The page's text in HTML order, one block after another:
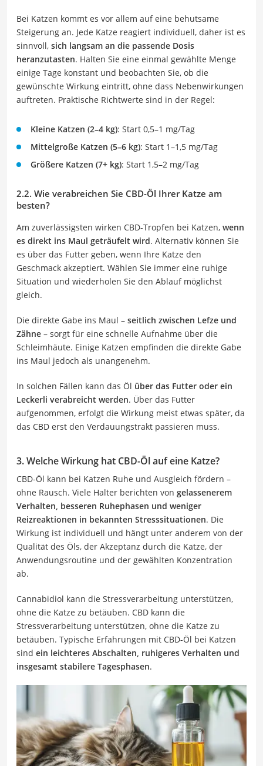
Bei Katzen kommt es vor allem auf eine behutsame
Steigerung an. Jede Katze reagiert individuell, daher ist es
sinnvoll, sich langsam an die passende Dosis
heranzutasten. Halten Sie eine einmal gewählte Menge
einige Tage konstant und beobachten Sie, ob die
gewünschte Wirkung eintritt, ohne dass Nebenwirkungen
auftreten. Praktische Richtwerte sind in der Regel:
Kleine Katzen (2–4 kg): Start 0,5–1 mg/Tag
Mittelgroße Katzen (5–6 kg): Start 1–1,5 mg/Tag
Größere Katzen (7+ kg): Start 1,5–2 mg/Tag
2.2. Wie verabreichen Sie CBD-Öl Ihrer Katze am
besten?
Am zuverlässigsten wirken CBD-Tropfen bei Katzen, wenn
es direkt ins Maul geträufelt wird. Alternativ können Sie
es über das Futter geben, wenn Ihre Katze den
Geschmack akzeptiert. Wählen Sie immer eine ruhige
Situation und wiederholen Sie den Ablauf möglichst
gleich.
Die direkte Gabe ins Maul – seitlich zwischen Lefze und
Zähne – sorgt für eine schnelle Aufnahme über die
Schleimhäute. Einige Katzen empfinden die direkte Gabe
ins Maul jedoch als unangenehm.
In solchen Fällen kann das Öl über das Futter oder ein
Leckerli verabreicht werden. Über das Futter
aufgenommen, erfolgt die Wirkung meist etwas später, da
das CBD erst den Verdauungstrakt passieren muss.
3. Welche Wirkung hat CBD-Öl auf eine Katze?
CBD-Öl kann bei Katzen Ruhe und Ausgleich fördern –
ohne Rausch. Viele Halter berichten von gelassenerem
Verhalten, besseren Ruhephasen und weniger
Reizreaktionen in bekannten Stresssituationen. Die
Wirkung ist individuell und hängt unter anderem von der
Qualität des Öls, der Akzeptanz durch die Katze, der
Anwendungsroutine und der gewählten Konzentration
ab.
Cannabidiol kann die Stressverarbeitung unterstützen,
ohne die Katze zu betäuben. CBD kann die
Stressverarbeitung unterstützen, ohne die Katze zu
betäuben. Typische Erfahrungen mit CBD-Öl bei Katzen
sind ein leichteres Abschalten, ruhigeres Verhalten und
insgesamt stabilere Tagesphasen.